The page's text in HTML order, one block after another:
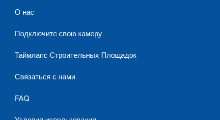
О нас
Подключите свою камеру
Таймлапс Строительных Площадок
Связаться с нами
FAQ